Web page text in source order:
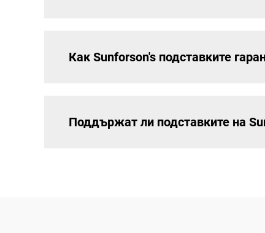
Как Sunforson's подставките
Поддържат ли подставките на